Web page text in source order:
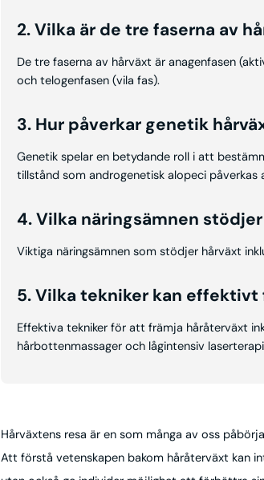
2. Vilka är de tre faserna av
De tre faserna av hårväxt är anagenfasen
och telogenfasen (vila fas).
3. Hur påverkar genetik
Genetik spelar en betydande roll i att
tillstånd som androgenetisk alopeci påverkas
4. Vilka näringsämnen
Viktiga näringsämnen som stödjer hårväxt
5. Vilka tekniker kan
Effektiva tekniker för att främja håråterväxt
hårbottenmassager och lågintensiv laserterapi
Hårväxtens resa är en som många av oss
Att förstå vetenskapen bakom håråterväxt kan